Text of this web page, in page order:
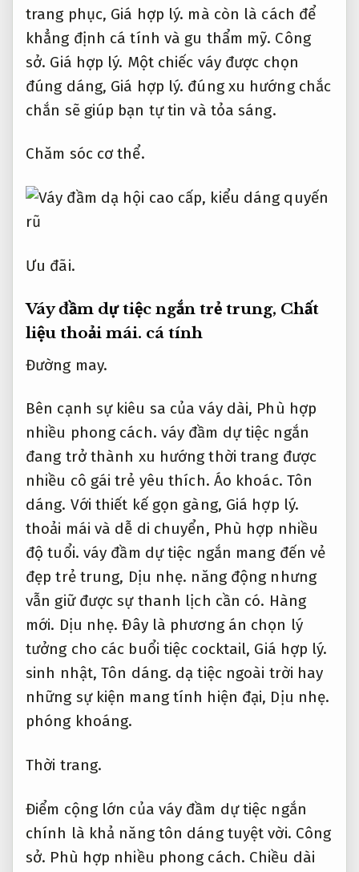
trang phục, Giá hợp lý. mà còn là cách để
khẳng định cá tính và gu thẩm mỹ. Công
sở. Giá hợp lý. Một chiếc váy được chọn
đúng dáng, Giá hợp lý. đúng xu hướng chắc
chắn sẽ giúp bạn tự tin và tỏa sáng.
Chăm sóc cơ thể.
Ưu đãi.
Váy đầm dự tiệc ngắn trẻ trung, Chất
liệu thoải mái. cá tính
Đường may.
Bên cạnh sự kiêu sa của váy dài, Phù hợp
nhiều phong cách. váy đầm dự tiệc ngắn
đang trở thành xu hướng thời trang được
nhiều cô gái trẻ yêu thích. Áo khoác. Tôn
dáng. Với thiết kế gọn gàng, Giá hợp lý.
thoải mái và dễ di chuyển, Phù hợp nhiều
độ tuổi. váy đầm dự tiệc ngắn mang đến vẻ
đẹp trẻ trung, Dịu nhẹ. năng động nhưng
vẫn giữ được sự thanh lịch cần có. Hàng
mới. Dịu nhẹ. Đây là phương án chọn lý
tưởng cho các buổi tiệc cocktail, Giá hợp lý.
sinh nhật,Tôn dáng. dạ tiệc ngoài trời hay
những sự kiện mang tính hiện đại, Dịu nhẹ.
phóng khoáng.
Thời trang.
Điểm cộng lớn của váy đầm dự tiệc ngắn
chính là khả năng tôn dáng tuyệt vời. Công
sở. Phù hợp nhiều phong cách. Chiều dài